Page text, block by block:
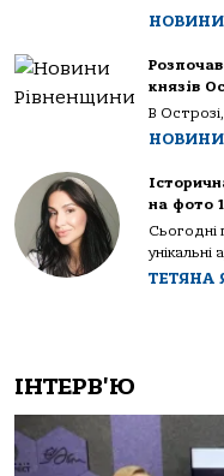
князів
В
на фото
Сьогодні
унікальні
ІНТЕРВ'Ю